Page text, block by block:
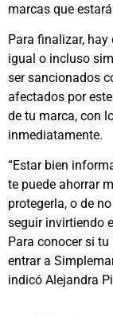
marcas que
Para finalizar, hay
igual o incluso
ser sancionados
afectados por
de tu marca, con
inmediatamente.
“Estar bien
te puede ahorrar
protegerla, o de
seguir invirtiendo
Para conocer si
entrar a
indicó Alejandra